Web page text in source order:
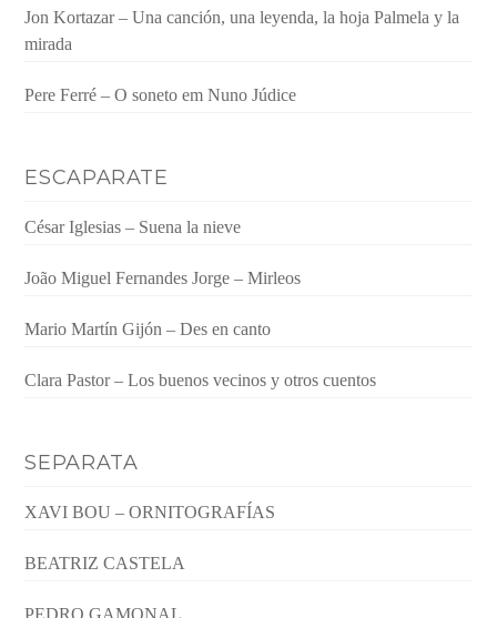
Jon Kortazar – Una canción, una leyenda, la hoja Palmela y la
mirada
Pere Ferré – O soneto em Nuno Júdice
ESCAPARATE
César Iglesias – Suena la nieve
João Miguel Fernandes Jorge – Mirleos
Mario Martín Gijón – Des en canto
Clara Pastor – Los buenos vecinos y otros cuentos
SEPARATA
XAVI BOU – ORNITOGRAFÍAS
BEATRIZ CASTELA
PEDRO GAMONAL